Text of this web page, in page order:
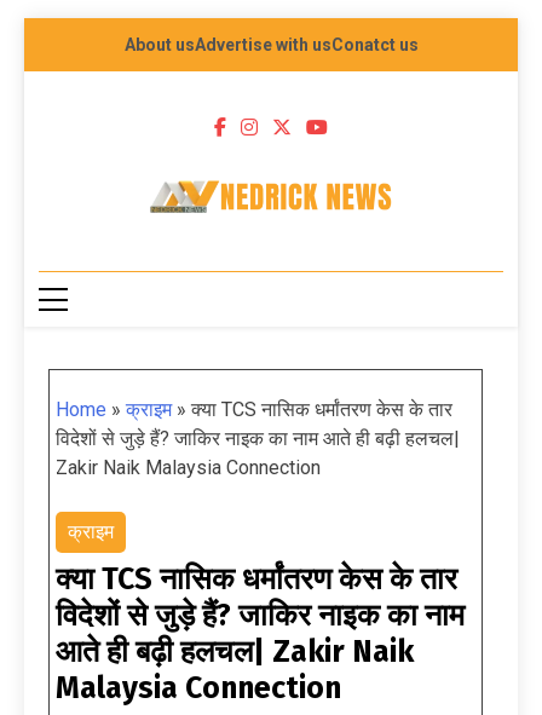
About usAdvertise with usConatct us
NEDRICK NEWS
Home »क्राइम»क्या TCS नासिक धर्मांतरण केस के तार
विदेशों से जुड़े हैं? जाकिर नाइक का नाम आते ही बढ़ी हलचल|
Zakir Naik Malaysia Connection
क्राइम
क्या TCS नासिक धर्मांतरण केस के तार
विदेशों से जुड़े हैं? जाकिर नाइक का नाम
आते ही बढ़ी हलचल| Zakir Naik
Malaysia Connection